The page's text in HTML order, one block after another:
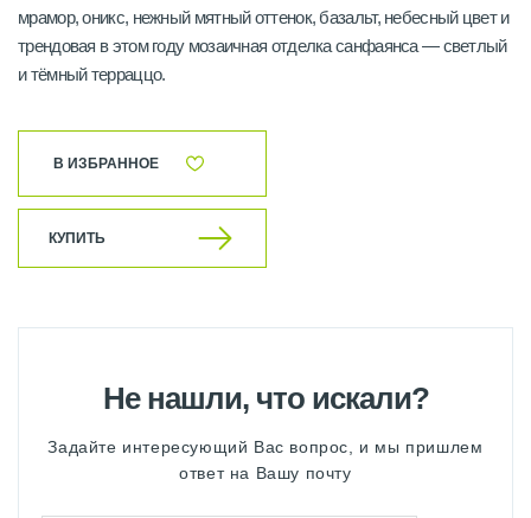
мрамор, оникс, нежный мятный оттенок, базальт, небесный цвет и
трендовая в этом году мозаичная отделка санфаянса — светлый
и тёмный терраццо.
В ИЗБРАННОЕ
КУПИТЬ
Не нашли, что искали?
Задайте интересующий Вас вопрос, и мы пришлем
ответ на Вашу почту